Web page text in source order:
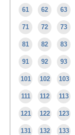
61 62 63
71 72 73
81 82 83
91 92 93
101 102 103
111 112 113
121 122 123
131 132 133